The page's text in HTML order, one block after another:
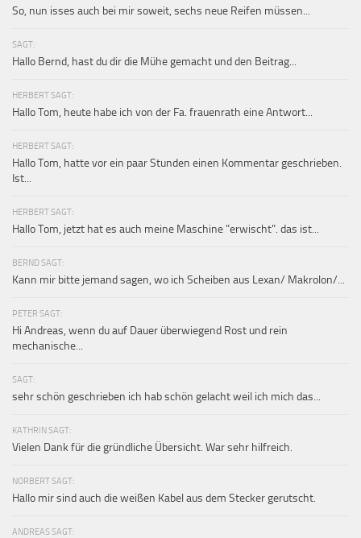
So, nun isses auch bei mir soweit, sechs neue Reifen müssen...
SAGT:
Hallo Bernd, hast du dir die Mühe gemacht und den Beitrag...
HERBERT SAGT:
Hallo Tom, heute habe ich von der Fa. frauenrath eine Antwort...
HERBERT SAGT:
Hallo Tom, hatte vor ein paar Stunden einen Kommentar geschrieben.
Ist...
HERBERT SAGT:
Hallo Tom, jetzt hat es auch meine Maschine "erwischt". das ist...
BERND SAGT:
Kann mir bitte jemand sagen, wo ich Scheiben aus Lexan/ Makrolon/...
PETER SAGT:
Hi Andreas, wenn du auf Dauer überwiegend Rost und rein
mechanische...
SAGT:
sehr schön geschrieben ich hab schön gelacht weil ich mich das...
KATHRIN SAGT:
Vielen Dank für die gründliche Übersicht. War sehr hilfreich.
NORBERT SAGT:
Hallo mir sind auch die weißen Kabel aus dem Stecker gerutscht.
ANDREAS SAGT: